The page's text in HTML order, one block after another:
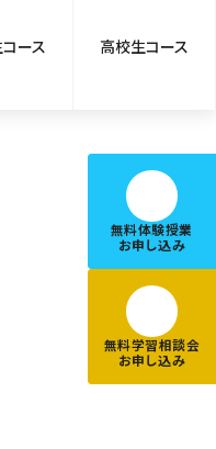
ース 高校生コース
無料体験授業
お申し込み
無料学習相談会
お申し込み